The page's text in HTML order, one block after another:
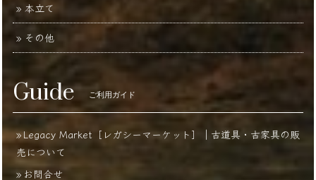
本立て
その他
Guide ご利用ガイド
Legacy Market［レガシーマーケット］｜古道具・古家具の販
売について
お問合せ